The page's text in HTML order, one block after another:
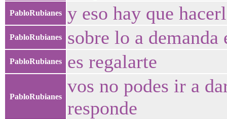
PabloRubianes y eso hay que
PabloRubianes sobre lo a
PabloRubianes es regalarte
PabloRubianes
vos no podes ir a
responde